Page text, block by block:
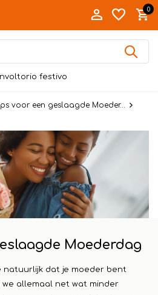
0
en mano en Twente
voor een geslaagde Moeder...
Moederdag
natuurlijk dat je moeder bent
allemaal net wat minder